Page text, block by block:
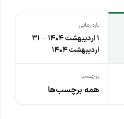
بازه زمانی
۱ اردیبهشت ۱۴۰۴ – ۳۱
اردیبهشت ۱۴۰۴
برچسب
همه برچسب‌ها